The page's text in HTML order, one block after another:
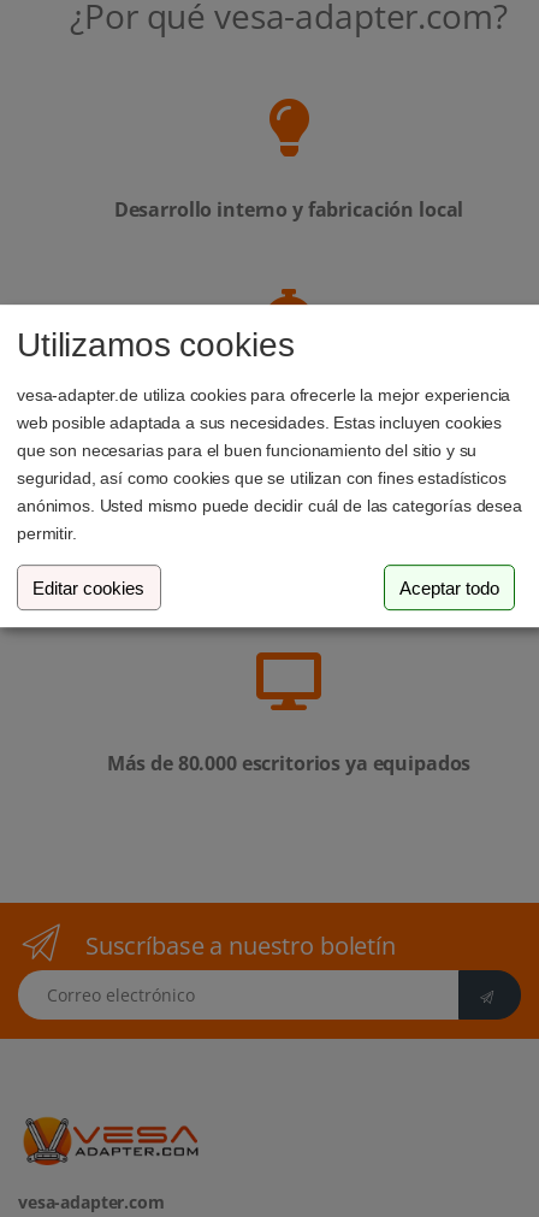
¿Por qué vesa-adapter.com?
Desarrollo interno y fabricación local
Atención personalizada: nuestro equipo de
soporte siempre está a tu disposición
Empresa familiar de Luxemburgo
Más de 80.000 escritorios ya equipados
Suscríbase a nuestro boletín
Correo electrónico
vesa-adapter.com
Utilizamos cookies
vesa-adapter.de utiliza cookies para ofrecerle la mejor experiencia
web posible adaptada a sus necesidades. Estas incluyen cookies
que son necesarias para el buen funcionamiento del sitio y su
seguridad, así como cookies que se utilizan con fines estadísticos
anónimos. Usted mismo puede decidir cuál de las categorías desea
permitir.
Editar cookies Aceptar todo